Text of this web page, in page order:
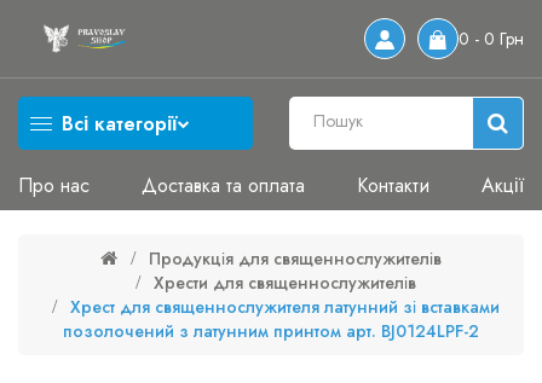
0 - 0 Грн
Всі категорії
Про нас Доставка та оплата Контакти Акції
Продукція для священнослужителів
Хрести для священнослужителів
Хрест для священнослужителя латунний зі вставками
позолочений з латунним принтом арт. BJ0124LPF-2